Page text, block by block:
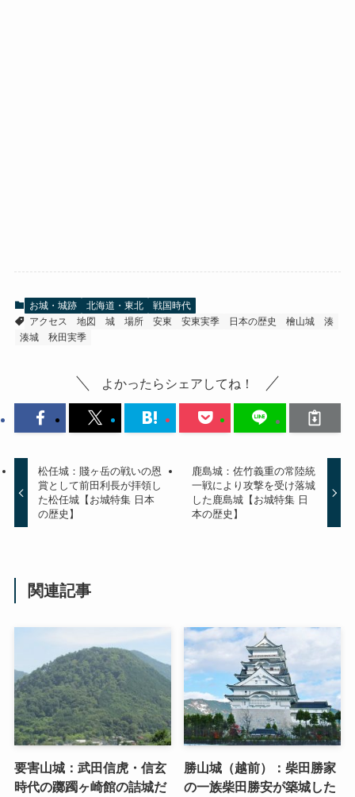
お城・城跡 北海道・東北
戦国時代
アクセス
地図 城 場所 安東 安東実季 日本の歴史 檜山城
湊
湊城
秋田実季
よかったらシェアしてね！
松任城：賤ヶ岳の戦いの恩
賞として前田利長が拝領し
た松任城【お城特集 日本
の歴史】
鹿島城：佐竹義重の常陸統
一戦により攻撃を受け落城
した鹿島城【お城特集 日
本の歴史】
関連記事
要害山城：武田信虎・信玄
時代の躑躅ヶ崎館の詰城だ
勝山城（越前）：柴田勝家
の一族柴田勝安が築城した